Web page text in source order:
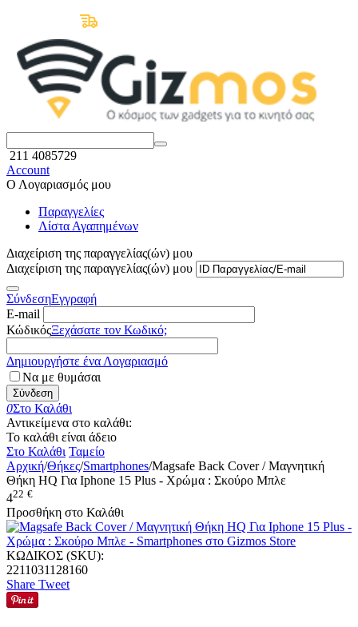
211 4085729
Account
Ο Λογαριασμός μου
Παραγγελίες
Λίστα Αγαπημένων
Διαχείριση της παραγγελίας(ών) μου
Διαχείριση της παραγγελίας(ών) μου
ΣύνδεσηΕγγραφή
E-mail
ΚώδικόςΞεχάσατε τον Κωδικό;
Δημιουργήστε ένα Λογαριασμό
Να με θυμάσαι
Σύνδεση
0Στο Καλάθι
Αντικείμενα στο καλάθι:
Το καλάθι είναι άδειο
Στο Καλάθι Ταμείο
Αρχική/Θήκες/Smartphones/Magsafe Back Cover / Μαγνητική
Θήκη HQ Για Iphone 15 Plus - Χρώμα : Σκούρο Μπλε
422 €
Προσθήκη στο Καλάθι
ΚΩΔΙΚΟΣ (SKU):
2211031128160
Share Tweet